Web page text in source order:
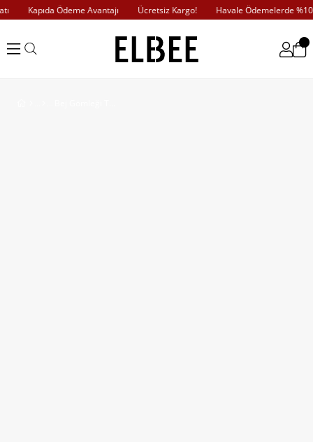
Kapıda Ödeme Avantajı Ücretsiz Kargo! Havale Ödemelerde %10